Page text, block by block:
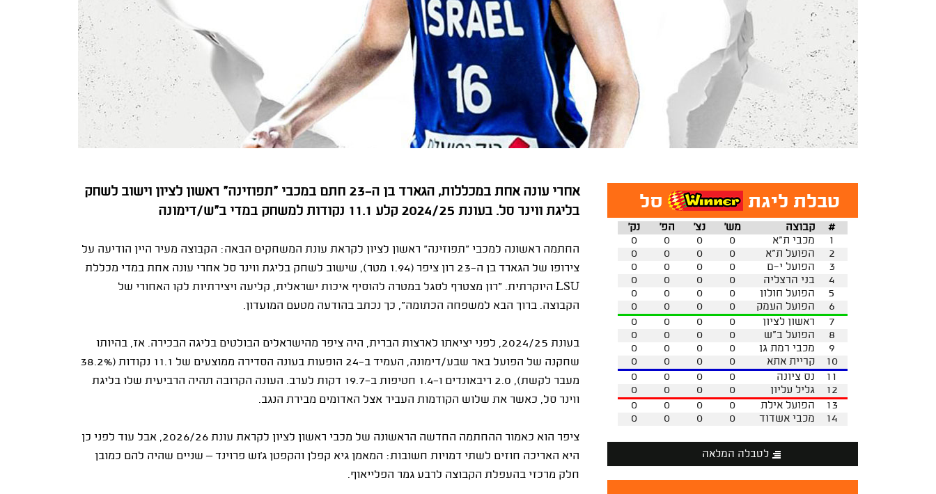
אחרי עונה אחת במכללות, הגארד בן ה-23 חתם במכבי "תפוזינה" ראשון לציון וישוב לשחק
בליגת ווינר סל. בעונת 2024/25 קלע 11.1 נקודות למשחק במדי ב"ש/דימונה
החתמה ראשונה למכבי "תפוזינה" ראשון לציון לקראת עונת המשחקים הבאה: הקבוצה מעיר היין הודיעה על
צירופו של הגארד בן ה-23 רון ציפר (1.94 מטר), שישוב לשחק בליגת ווינר סל אחרי עונה אחת במדי מכללת
LSU היוקרתית. "רון מצטרף לסגל במטרה להוסיף איכות ישראלית, קליעה ויצירתיות לקו האחורי של
הקבוצה. ברוך הבא למשפחה הכתומה", כך נכתב בהודעה מטעם המועדון.
בעונת 2024/25, לפני יציאתו לארצות הברית, היה ציפר מהישראלים הבולטים בליגה הבכירה. אז, בהיותו
שחקנה של הפועל באר שבע/דימונה, העמיד ב-24 הופעות בעונה הסדירה ממוצעים של 11.1 נקודות (38.2%
מעבר לקשת), 2.0 ריבאונדים ו-1.4 חטיפות ב-19.7 דקות לערב. העונה הקרובה תהיה הרביעית שלו בליגת
ווינר סל, כאשר את שלוש הקודמות העביר אצל האדומים מבירת הנגב.
ציפר הוא כאמור ההחתמה החדשה הראשונה של מכבי ראשון לציון לקראת עונת 2026/26, אבל עוד לפני כן
היא האריכה חוזים לשתי דמויות חשובות: המאמן גיא קפלן והקפטן ג'וש פרוינד – שניים שהיה להם כמובן
חלק מרכזי בהעפלת הקבוצה לרבע גמר הפלייאוף.
טבלת ליגת סל
נק' הפ' נצ' מש' קבוצה
#
0
0 0 0 מכבי ת"א
1
0
0 0 0 הפועל ת"א
2
0
0 0 0 הפועל י-ם
3
0
0 0 0 בני הרצליה
4
0
0 0 0 הפועל חולון
5
0
0 0 0 הפועל העמק
6
0
0 0 0 ראשון לציון
7
0
0 0 0 הפועל ב"ש
8
0
0 0 0 מכבי רמת גן
9
0
0 0 0 קריית אתא
10
0
0 0 0 נס ציונה
11
0
0 0 0 גליל עליון
12
0
0 0 0 הפועל אילת
13
0
0 0 0 מכבי אשדוד 14
לטבלה המלאה